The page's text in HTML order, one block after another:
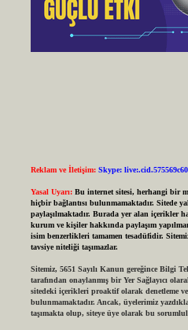
Reklam ve İletişim: Skype:
Yasal Uyarı: Bu internet sitesi, herhangi bir
hiçbir bağlantısı bulunmamaktadır. Sitede
paylaşılmaktadır. Burada yer alan içerikler
kurum ve kişiler hakkında paylaşım
isim benzerlikleri tamamen tesadüfidir.
tavsiye niteliği taşımazlar.
Sitemiz, 5651 Sayılı Kanun gereğince Bilgi
tarafından onaylanmış bir Yer Sağlayıcı
sitedeki içerikleri proaktif olarak denetleme
bulunmamaktadır. Ancak, üyelerimiz
taşımakta olup, siteye üye olarak bu